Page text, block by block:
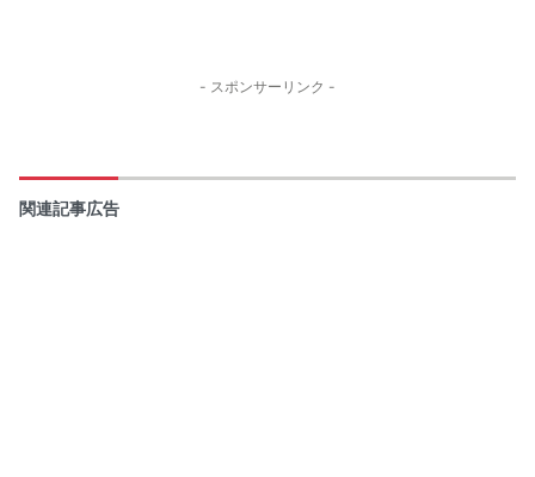
- スポンサーリンク -
関連記事広告